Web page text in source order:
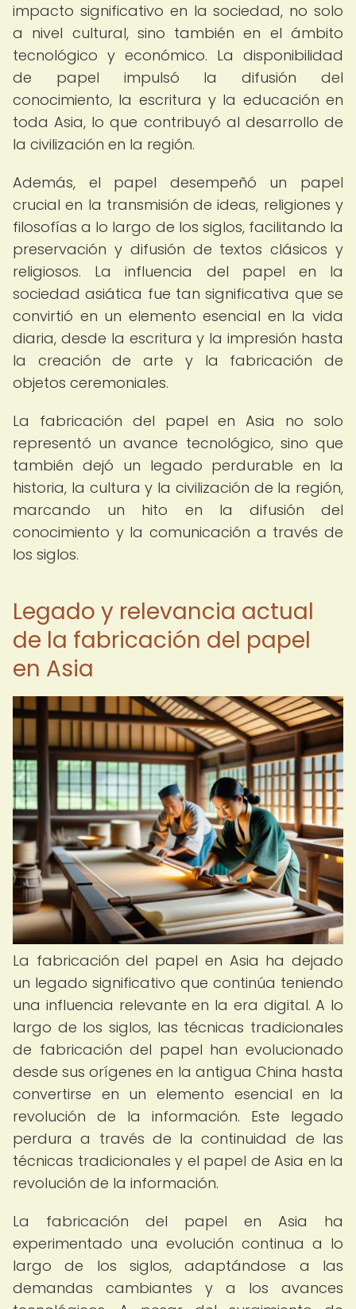
impacto significativo en la sociedad, no solo
a nivel cultural, sino también en el ámbito
tecnológico y económico. La disponibilidad
de papel impulsó la difusión del
conocimiento, la escritura y la educación en
toda Asia, lo que contribuyó al desarrollo de
la civilización en la región.
Además, el papel desempeñó un papel
crucial en la transmisión de ideas, religiones y
filosofías a lo largo de los siglos, facilitando la
preservación y difusión de textos clásicos y
religiosos. La influencia del papel en la
sociedad asiática fue tan significativa que se
convirtió en un elemento esencial en la vida
diaria, desde la escritura y la impresión hasta
la creación de arte y la fabricación de
objetos ceremoniales.
La fabricación del papel en Asia no solo
representó un avance tecnológico, sino que
también dejó un legado perdurable en la
historia, la cultura y la civilización de la región,
marcando un hito en la difusión del
conocimiento y la comunicación a través de
los siglos.
Legado y relevancia actual
de la fabricación del papel
en Asia
La fabricación del papel en Asia ha dejado
un legado significativo que continúa teniendo
una influencia relevante en la era digital. A lo
largo de los siglos, las técnicas tradicionales
de fabricación del papel han evolucionado
desde sus orígenes en la antigua China hasta
convertirse en un elemento esencial en la
revolución de la información. Este legado
perdura a través de la continuidad de las
técnicas tradicionales y el papel de Asia en la
revolución de la información.
La fabricación del papel en Asia ha
experimentado una evolución continua a lo
largo de los siglos, adaptándose a las
demandas cambiantes y a los avances